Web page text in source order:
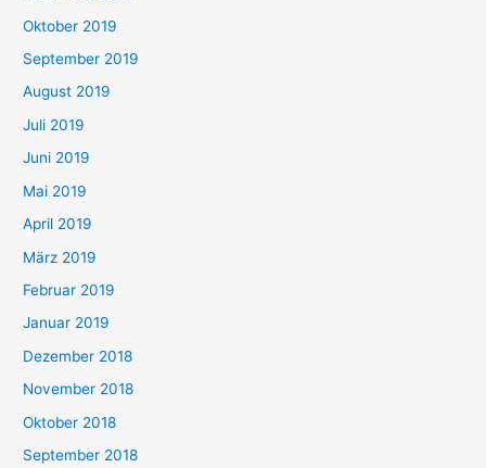
Oktober 2019
September 2019
August 2019
Juli 2019
Juni 2019
Mai 2019
April 2019
März 2019
Februar 2019
Januar 2019
Dezember 2018
November 2018
Oktober 2018
September 2018